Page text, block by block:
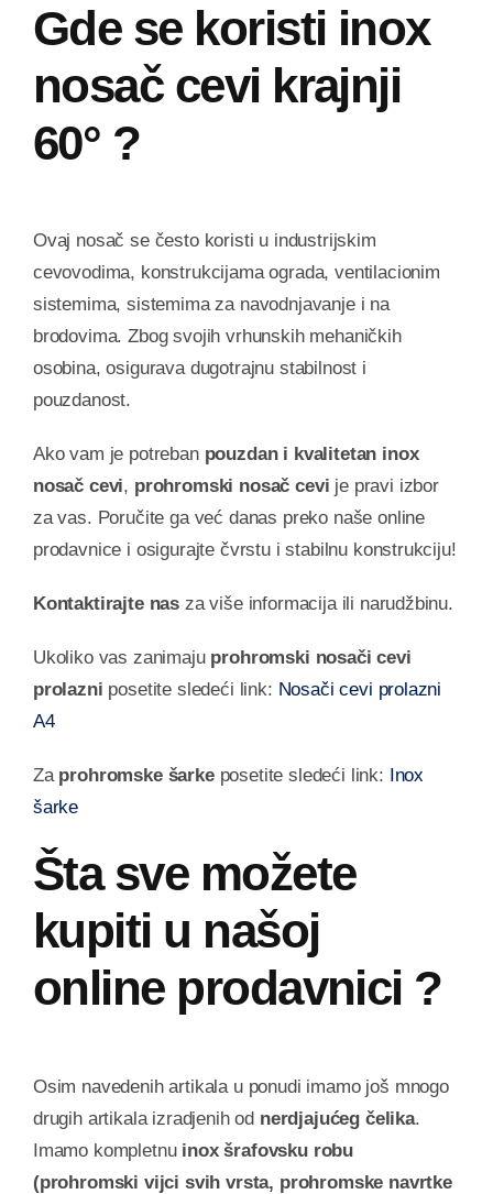
Gde se koristi inox
nosač cevi krajnji
60° ?
Ovaj nosač se često koristi u industrijskim
cevovodima, konstrukcijama ograda, ventilacionim
sistemima, sistemima za navodnjavanje i na
brodovima. Zbog svojih vrhunskih mehaničkih
osobina, osigurava dugotrajnu stabilnost i
pouzdanost.
Ako vam je potreban pouzdan i kvalitetan inox
nosač cevi, prohromski nosač cevi je pravi izbor
za vas. Poručite ga već danas preko naše online
prodavnice i osigurajte čvrstu i stabilnu konstrukciju!
Kontaktirajte nas za više informacija ili narudžbinu.
Ukoliko vas zanimaju prohromski nosači cevi
prolazni posetite sledeći link: Nosači cevi prolazni
A4
Za prohromske šarkeposetite sledeći link: Inox
šarke
Šta sve možete
kupiti u našoj
online prodavnici ?
Osim navedenih artikala u ponudi imamo još mnogo
drugih artikala izradjenih od nerdjajućeg čelika.
Imamo kompletnu inox šrafovsku robu
(prohromski vijci svih vrsta, prohromske navrtke